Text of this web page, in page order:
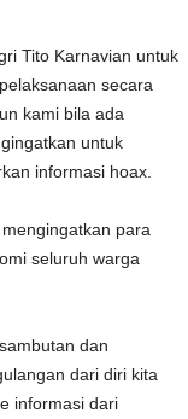
Tito Karnavian untuk
secara
kami bila ada
untuk
informasi hoax.
para
seluruh warga
dan
dari diri kita
informasi dari